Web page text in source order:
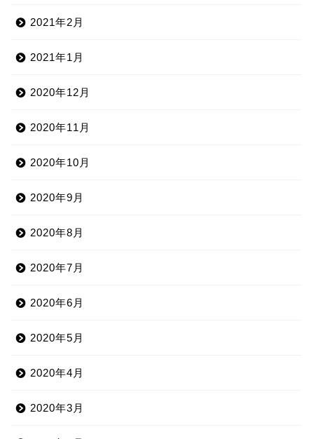
2021年2月
2021年1月
2020年12月
2020年11月
2020年10月
2020年9月
2020年8月
2020年7月
2020年6月
2020年5月
2020年4月
2020年3月